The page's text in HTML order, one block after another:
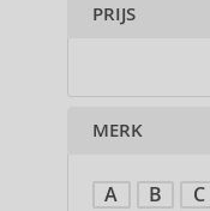
PRIJS
MERK
A B C